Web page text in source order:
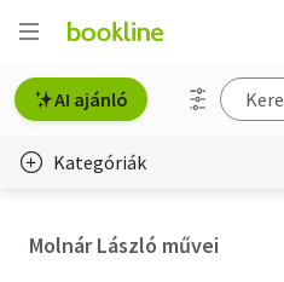
AI ajánló
Kategóriák
Molnár László művei